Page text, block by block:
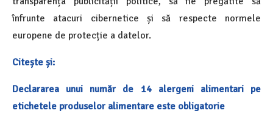
înfrunte atacuri cibernetice și să respecte normele
europene de protecție a datelor.
Citește și:
Declararea unui număr de 14 alergeni alimentari pe
etichetele produselor alimentare este obligatorie